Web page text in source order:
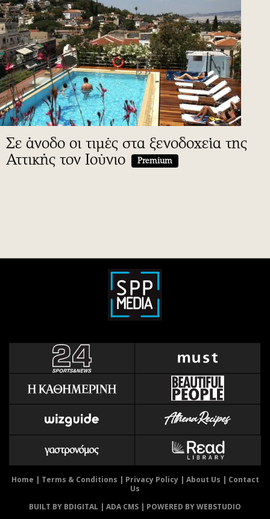
Σε άνοδο οι τιμές στα ξενοδοχεία της
Αττικής τον Ιούνιο
Premium
Home | Terms & Conditions | Privacy Policy| About Us | Contact
Us
BUILT BY BDIGITAL | ADA CMS | POWERED BY WEBSTUDIO